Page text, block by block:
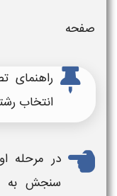
صفحه
راهنمای
انتخاب
در مرحله